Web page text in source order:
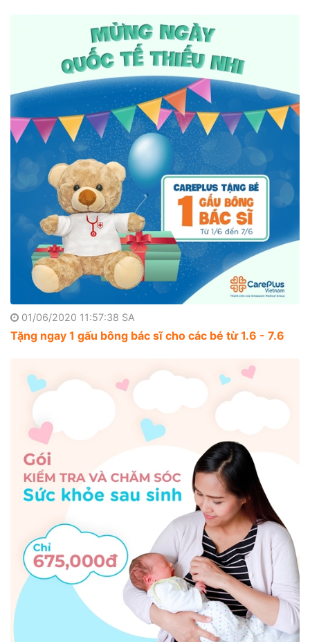
01/06/2020 11:57:38 SA
Tặng ngay 1 gấu bông bác sĩ cho các bé từ 1.6 - 7.6